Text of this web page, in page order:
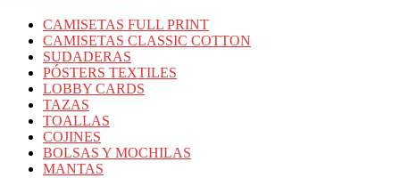
CAMISETAS FULL PRINT
CAMISETAS CLASSIC COTTON
SUDADERAS
PÓSTERS TEXTILES
LOBBY CARDS
TAZAS
TOALLAS
COJINES
BOLSAS Y MOCHILAS
MANTAS